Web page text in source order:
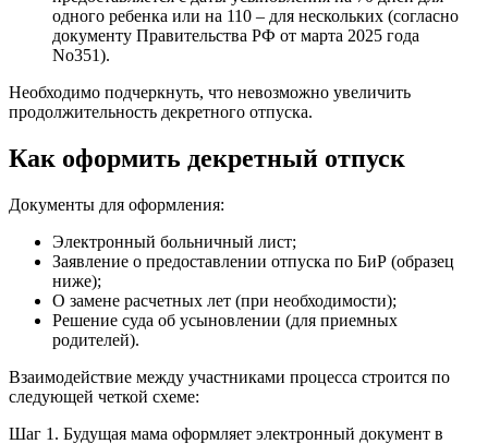
одного ребенка или на 110 – для нескольких (согласно
документу Правительства РФ от марта 2025 года
No351).
Необходимо подчеркнуть, что невозможно увеличить
продолжительность декретного отпуска.
Как оформить декретный отпуск
Документы для оформления:
Электронный больничный лист;
Заявление о предоставлении отпуска по БиР (образец
ниже);
О замене расчетных лет (при необходимости);
Решение суда об усыновлении (для приемных
родителей).
Взаимодействие между участниками процесса строится по
следующей четкой схеме:
Шаг 1. Будущая мама оформляет электронный документ в